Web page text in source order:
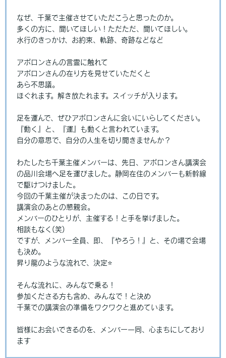
なぜ、千葉で主催させていただこうと思ったのか。
多くの方に、聞いてほしい！ただただ、聞いてほしい。
水行のきっかけ、お約束、軌跡、奇跡などなど
アポロンさんの言霊に触れて
アポロンさんの在り方を見せていただくと
あら不思議。
ほぐれます。解き放たれます。スイッチが入ります。
足を運んで、ぜひアポロンさんに会いにいらしてください。
『動く』と、『運』も動くと言われています。
自分の意思で、自分の人生を切り開きませんか？
わたしたち千葉主催メンバーは、先日、アポロンさん講演会
の品川会場へ足を運びました。静岡在住のメンバーも新幹線
で駆けつけました。
今回の千葉主催が決まったのは、この日です。
講演会のあとの懇親会。
メンバーのひとりが、主催する！と手を挙げました。
相談もなく(笑)
ですが、メンバー全員、即、『やろう！』と、その場で会場
も決め。
昇り龍のような流れで、決定⭐
そんな流れに、みんなで乗る！
参加くださる方も含め、みんなで！と決め
千葉での講演会の準備をワクワクと進めています。
皆様にお会いできるのを、メンバー一同、心まちにしており
ます